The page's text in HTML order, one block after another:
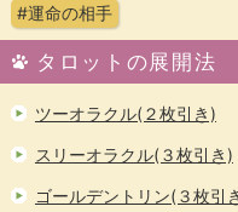
#運命の相手
タロットの展開法
ツーオラクル(２枚引き)
スリーオラクル(３枚引き)
ゴールデントリン(３枚引